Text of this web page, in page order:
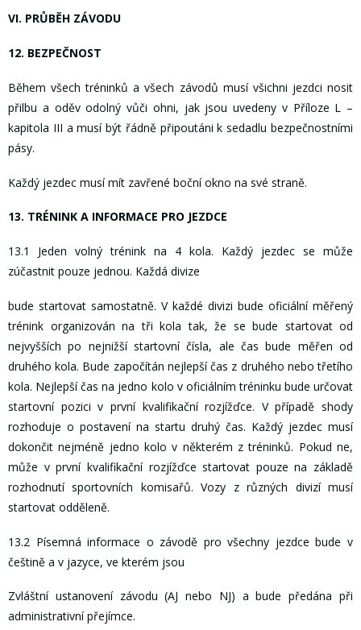
VI. PRŮBĚH ZÁVODU
12. BEZPEČNOST
Během všech tréninků a všech závodů musí všichni jezdci nosit
přilbu a oděv odolný vůči ohni, jak jsou uvedeny v Příloze L –
kapitola III a musí být řádně připoutáni k sedadlu bezpečnostními
pásy.
Každý jezdec musí mít zavřené boční okno na své straně.
13. TRÉNINK A INFORMACE PRO JEZDCE
13.1 Jeden volný trénink na 4 kola. Každý jezdec se může
zúčastnit pouze jednou. Každá divize
bude startovat samostatně. V každé divizi bude oficiální měřený
trénink organizován na tři kola tak, že se bude startovat od
nejvyšších po nejnižší startovní čísla, ale čas bude měřen od
druhého kola. Bude započítán nejlepší čas z druhého nebo třetího
kola. Nejlepší čas na jedno kolo v oficiálním tréninku bude určovat
startovní pozici v první kvalifikační rozjížďce. V případě shody
rozhoduje o postavení na startu druhý čas. Každý jezdec musí
dokončit nejméně jedno kolo v některém z tréninků. Pokud ne,
může v první kvalifikační rozjížďce startovat pouze na základě
rozhodnutí sportovních komisařů. Vozy z různých divizí musí
startovat odděleně.
13.2 Písemná informace o závodě pro všechny jezdce bude v
češtině a v jazyce, ve kterém jsou
Zvláštní ustanovení závodu (AJ nebo NJ) a bude předána při
administrativní přejímce.